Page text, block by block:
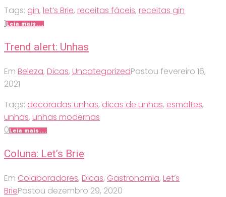
Tags: gin, let’s Brie, receitas fáceis, receitas gin
1Leia mais...
Trend alert: Unhas
Em Beleza, Dicas, UncategorizedPostou fevereiro 16,
2021
Tags: decoradas unhas, dicas de unhas, esmaltes,
unhas, unhas modernas
0Leia mais...
Coluna: Let’s Brie
Em Colaboradores, Dicas, Gastronomia, Let’s
BriePostou dezembro 29, 2020